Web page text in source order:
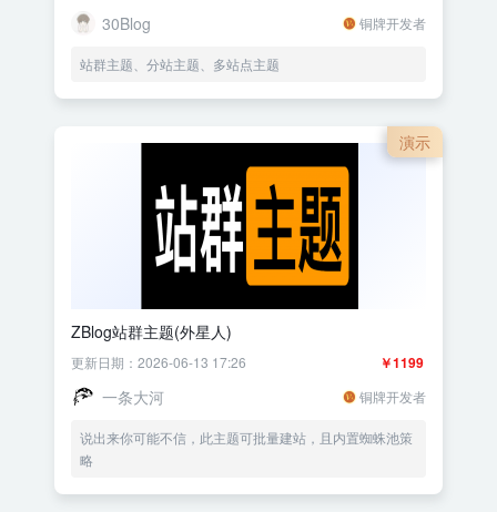
30Blog 铜牌开发者
站群主题、分站主题、多站点主题
演示
ZBlog站群主题(外星人)
￥1199
更新日期：2026-06-13 17:26
一条大河 铜牌开发者
说出来你可能不信，此主题可批量建站，且内置蜘蛛池策
略